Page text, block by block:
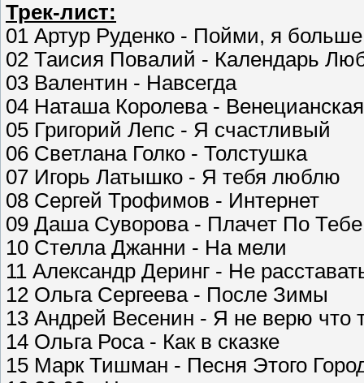
Трек-лист:
01 Артур Руденко - Пойми, я
02 Таисия Повалий - Календарь
03 Валентин - Навсегда
04 Наташа Королева -
05 Григорий Лепс - Я счастливый
06 Светлана Голко - Толстушка
07 Игорь Латышко - Я тебя люблю
08 Сергей Трофимов - Интернет
09 Даша Суворова - Плачет По Тебе
10 Стелла Джанни - На мели
11 Александр Деринг - Не
12 Ольга Сергеева - После Зимы
13 Андрей Весенин - Я не верю что
14 Ольга Роса - Как в сказке
15 Марк Тишман - Песня Этого